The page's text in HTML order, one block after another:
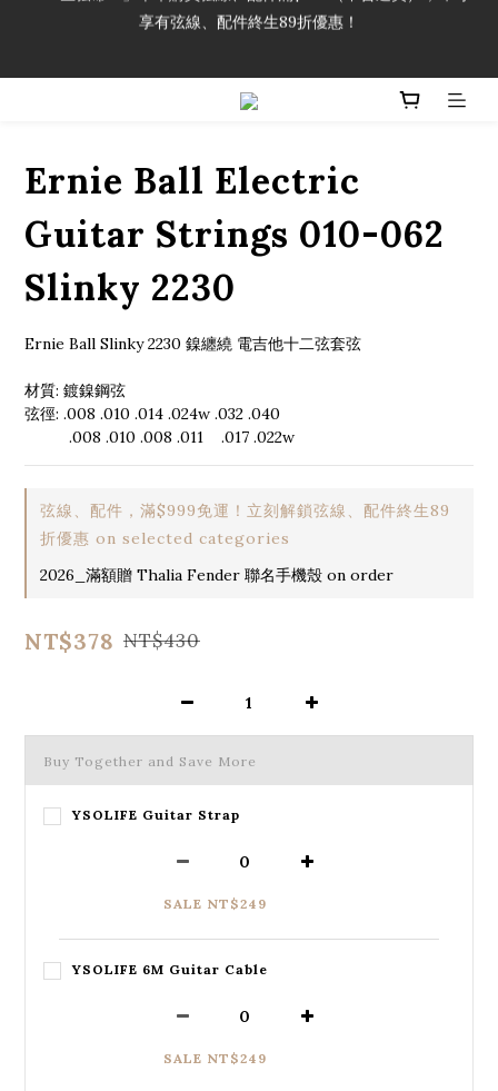
「一生弦命！」單筆購買弦線、配件滿$999（不含運費），即可
享有弦線、配件終生89折優惠！
Ernie Ball Electric
Guitar Strings 010-062
Slinky 2230
Ernie Ball Slinky 2230 鎳纏繞 電吉他十二弦套弦
材質: 鍍鎳鋼弦
弦徑: .008 .010 .014 .024w .032 .040
          .008 .010 .008 .011    .017 .022w
弦線、配件，滿$999免運！立刻解鎖弦線、配件終生89
折優惠 on selected categories
2026_滿額贈 Thalia Fender 聯名手機殼 on order
NT$378 NT$430
Buy Together and Save More
YSOLIFE Guitar Strap
SALE NT$249
YSOLIFE 6M Guitar Cable
SALE NT$249